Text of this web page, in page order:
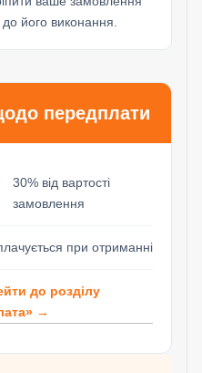
його виконання.
передплати
30% від вартості
замовлення
при отриманні
до розділу
→